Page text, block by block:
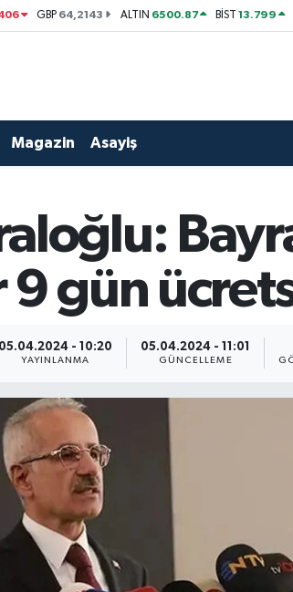
GBP 64,2143 ALTIN 6500.87 BİST13.799
Magazin Asayiş
gün
05.04.2024 - 10:20
YAYINLANMA
05.04.2024 - 11:01
GÜNCELLEME